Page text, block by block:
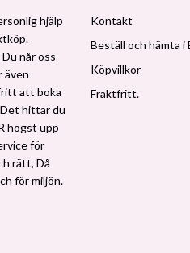
hjälp
når oss
även
att boka
hittar du
högst upp
för
rätt, Då
för miljön.
Kontakt
Beställ och hämta
Köpvillkor
Fraktfritt.